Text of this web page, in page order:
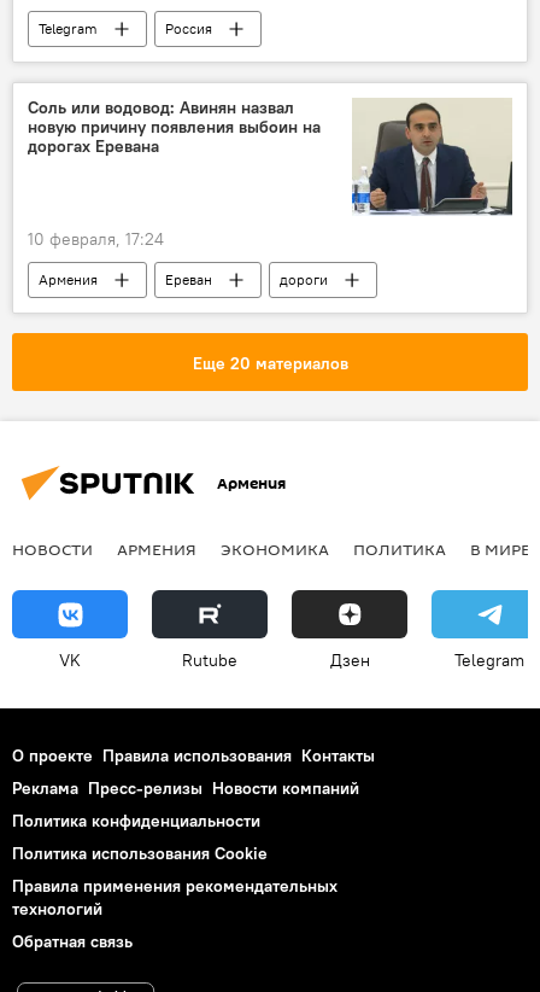
Telegram Россия
Соль или водовод: Авинян назвал
новую причину появления выбоин на
дорогах Еревана
10 февраля, 17:24
Армения Ереван
дороги
Общество
Новости Армения
Еще 20 материалов
Армения
НОВОСТИ АРМЕНИЯ ЭКОНОМИКА ПОЛИТИКА В МИРЕ
VK Rutube Дзен Telegram
О проекте Правила использования Контакты
Реклама Пресс-релизы Новости компаний
Политика конфиденциальности
Политика использования Cookie
Правила применения рекомендательных
технологий
Обратная связь